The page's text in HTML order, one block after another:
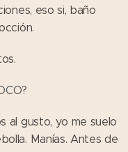
eso si, baño
al gusto, yo me suelo
Manías. Antes de